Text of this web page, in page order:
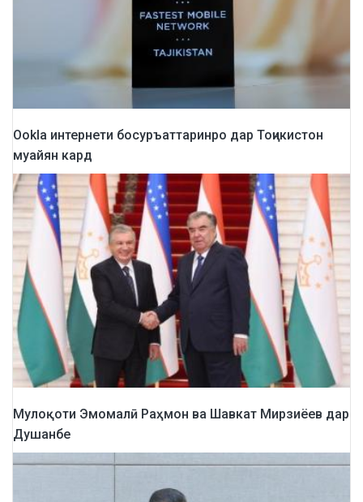
Ookla интернети босуръаттаринро дар Тоҷикистон
муайян кард
Мулоқоти Эмомалӣ Раҳмон ва Шавкат Мирзиёев дар
Душанбе